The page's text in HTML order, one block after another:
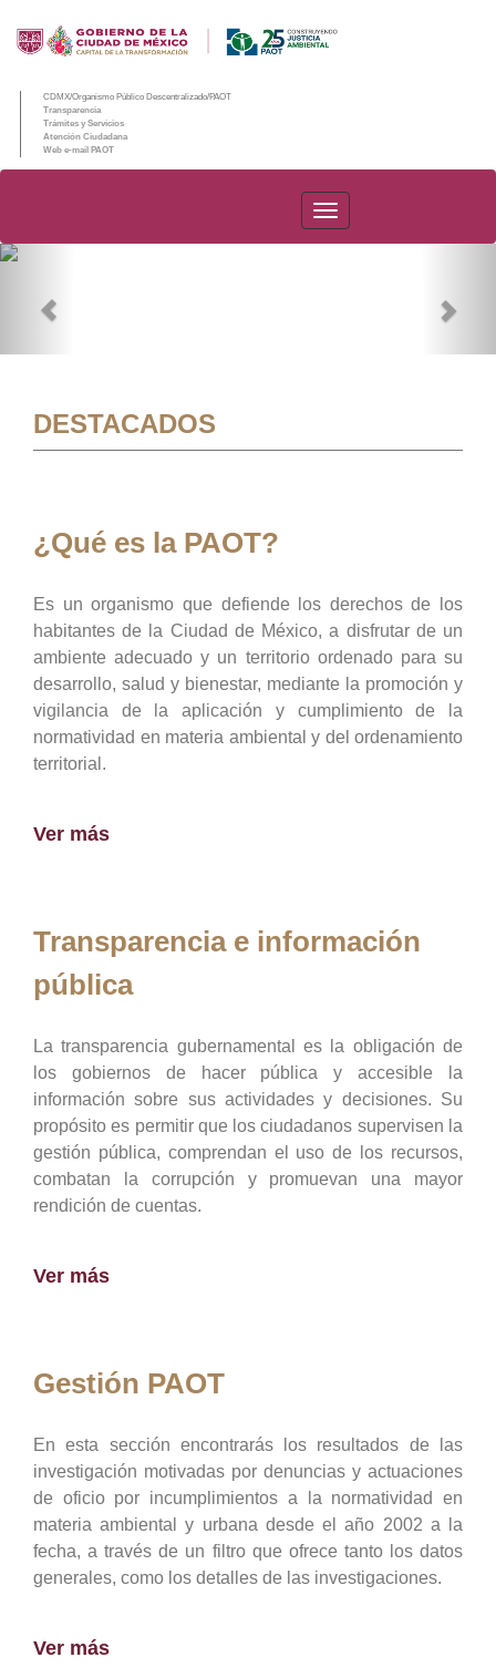
CDMX/Organismo Público Descentralizado/PAOT
Transparencia
Trámites y Servicios
Atención Ciudadana
Web e-mail PAOT
PAOT
DESTACADOS
¿Qué es la PAOT?
Es un organismo que defiende los derechos de los
habitantes de la Ciudad de México, a disfrutar de un
ambiente adecuado y un territorio ordenado para su
desarrollo, salud y bienestar, mediante la promoción y
vigilancia de la aplicación y cumplimiento de la
normatividad en materia ambiental y del ordenamiento
territorial.
Ver más
Transparencia e información
pública
La transparencia gubernamental es la obligación de
los gobiernos de hacer pública y accesible la
información sobre sus actividades y decisiones. Su
propósito es permitir que los ciudadanos supervisen la
gestión pública, comprendan el uso de los recursos,
combatan la corrupción y promuevan una mayor
rendición de cuentas.
Ver más
Gestión PAOT
En esta sección encontrarás los resultados de las
investigación motivadas por denuncias y actuaciones
de oficio por incumplimientos a la normatividad en
materia ambiental y urbana desde el año 2002 a la
fecha, a través de un filtro que ofrece tanto los datos
generales, como los detalles de las investigaciones.
Ver más